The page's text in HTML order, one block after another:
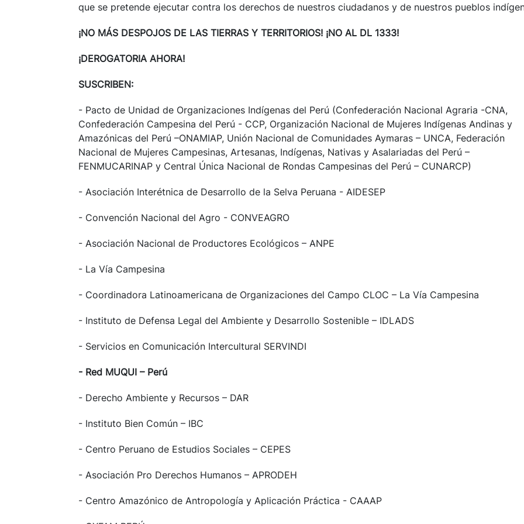
que se pretende ejecutar contra los derechos de nuestros ciudadanos y de nuestros pueblos
¡NO MÁS DESPOJOS DE LAS TIERRAS Y TERRITORIOS! ¡NO AL DL 1333!
¡DEROGATORIA AHORA!
SUSCRIBEN:
- Pacto de Unidad de Organizaciones Indígenas del Perú (Confederación Nacional Agraria -CNA,
Confederación Campesina del Perú - CCP, Organización Nacional de Mujeres Indígenas Andinas y
Amazónicas del Perú –ONAMIAP, Unión Nacional de Comunidades Aymaras – UNCA, Federación
Nacional de Mujeres Campesinas, Artesanas, Indígenas, Nativas y Asalariadas del Perú –
FENMUCARINAP y Central Única Nacional de Rondas Campesinas del Perú – CUNARCP)
- Asociación Interétnica de Desarrollo de la Selva Peruana - AIDESEP
- Convención Nacional del Agro - CONVEAGRO
- Asociación Nacional de Productores Ecológicos – ANPE
- La Vía Campesina
- Coordinadora Latinoamericana de Organizaciones del Campo CLOC – La Vía Campesina
- Instituto de Defensa Legal del Ambiente y Desarrollo Sostenible – IDLADS
- Servicios en Comunicación Intercultural SERVINDI
- Red MUQUI – Perú
- Derecho Ambiente y Recursos – DAR
- Instituto Bien Común – IBC
- Centro Peruano de Estudios Sociales – CEPES
- Asociación Pro Derechos Humanos – APRODEH
- Centro Amazónico de Antropología y Aplicación Práctica - CAAAP